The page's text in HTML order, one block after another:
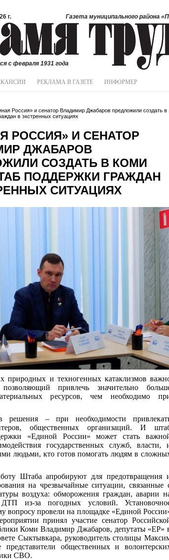
г.
Газета муниципального района
с февраля 1931 года
РЕКЛАМА В ГАЗЕТЕ ИНФОРМЕР
Россия» и сенатор Владимир Джабаров предложили создать в
в экстренных ситуациях
РОССИЯ» И СЕНАТОР
ДЖАБАРОВ
СОЗДАТЬ В КОМИ
ПОДДЕРЖКИ ГРАЖДАН
СИТУАЦИЯХ
природных и техногенных катаклизмов
привлечь значительно
ресурсов, чем необходимо
решения – при необходимости
общественных организаций. И
«Единой России» может стать
государственных служб, власти,
людьми, кто готов помогать людям в
Штаба апробируют для предотвращения
на чрезвычайные ситуации, связанные
воздуха: обморожения граждан, аварии
из-за погодных условий.
вопросу провели на площадке «Единой
принял участие сенатор
Коми Владимир Джабаров, депутаты «ЕР»
Сыктывкара, руководитель столицы
общественных и
СВО.